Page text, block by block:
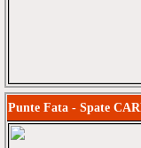
Punte Fata - Spate